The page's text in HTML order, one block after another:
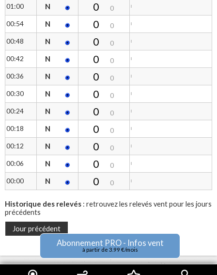
01:00
N 0
0
00:54
N 0
0
00:48
N 0
0
00:42
N 0
0
00:36
N 0
0
00:30
N 0
0
00:24
N 0
0
00:18
N 0
0
00:12
N 0
0
00:06
N 0
0
00:00
N 0 0
Historique des relevés : retrouvez les relevés vent pour les jours
précédents
Jour précédent
Abonnement PRO - Infos vent
à partir de 3.99 €/mois